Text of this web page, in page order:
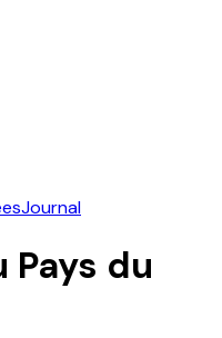
Journal
Pays du